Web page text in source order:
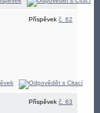
Příspěvek č. 62
Příspěvek č. 63